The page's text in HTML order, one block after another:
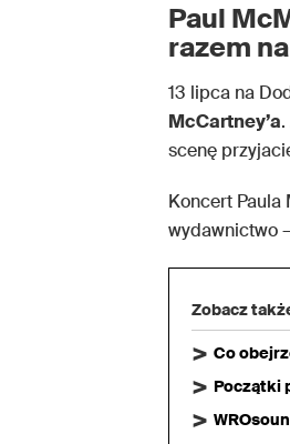
Paul
razem
13 lipca na
McCartney’a
scenę
Koncert Paula
wydawnictwo –
Zobacz
Co
Początki